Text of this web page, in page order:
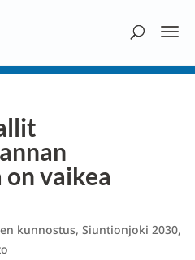
vaikea
kunnostus, Siuntionjoki 2030,